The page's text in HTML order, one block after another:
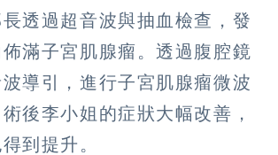
透過超音波與抽血檢查，發
滿子宮肌腺瘤。透過腹腔鏡
導引，進行子宮肌腺瘤微波
後李小姐的症狀大幅改善，
到提升。